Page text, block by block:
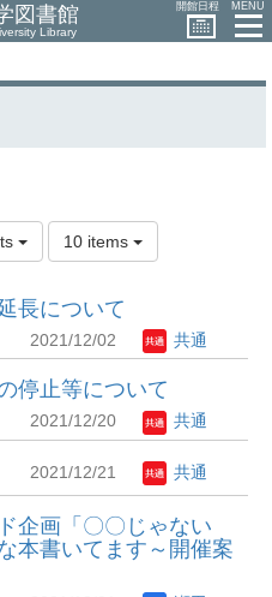
図書館
Library
開館日程 MENU
10 items
長について
2021/12/02 共通
停止等について
2021/12/20 共通
2021/12/21 共通
企画「〇〇じゃない
本書いてます～開催案